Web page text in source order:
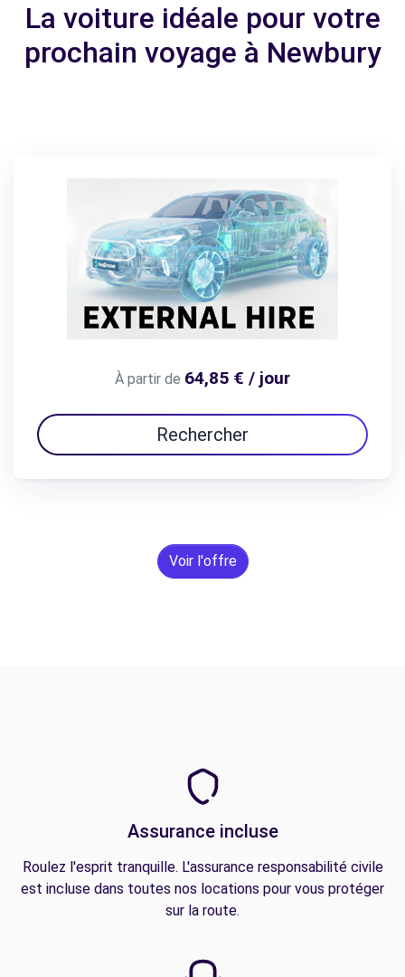
La voiture idéale pour votre
prochain voyage à Newbury
À partir de 64,85 € / jour
Rechercher
Voir l'offre
Assurance incluse
Roulez l'esprit tranquille. L'assurance responsabilité civile
est incluse dans toutes nos locations pour vous protéger
sur la route.